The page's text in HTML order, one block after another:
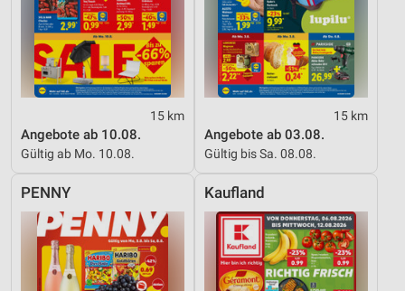
15 km
Angebote ab 10.08.
Gültig ab Mo. 10.08.
15 km
Angebote ab 03.08.
Gültig bis Sa. 08.08.
PENNY Kaufland